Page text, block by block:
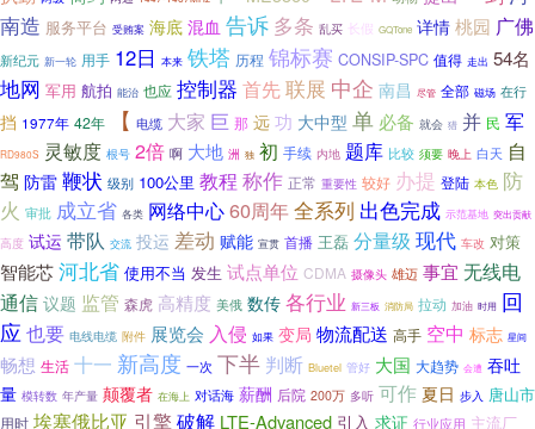
南造 服务平台 受贿案 海底 混血 告诉 多条 乱买 长假 GQTone 详情 桃园 广佛
新纪元 新一轮 用手 12日 本来 铁塔 历程 锦标赛 CONSIP-SPC 值得 走出 54名
地网 军用 航拍 能治 也应 控制器 首先联展 中企 南昌 尽管 全部 磁场 在行
挡 1977年 42年 【 电缆 大家 巨 那 远 功 大中型 单 必备 就会 猎 并 民 军
RD980S 灵敏度 根号 2倍 啊 大地 洲 独 初 手续 内地 题库 比较 须要 晚上 白天 自
驾 防雷鞭状 级别 100公里 教程 称作 正常 重要性 较好 办提 登陆 本色 防
火 审批 成立省 各类 网络中心60周年全系列 出色完成 示范基地 突出贡献
高度 试运 带队 交流 投运 差动 赋能 宣贯 首播 王磊 分量级 现代 车改 对策
智能芯河北省 使用不当 发生 试点单位 CDMA 摄像头 雄迈 事宜 无线电
通信 议题 监管 森虎 高精度 美俄 数传 各行业 新三板 消防局 拉动 加油 时用 回
应也要 电线电缆 附件 展览会 入侵 如果 变局 物流配送 高手 空中 标志 星间
畅想 生活 十一 新高度 一次 下半 判断 Bluetel 管好 大国 大趋势 会遭 吞吐
量 模转数 年产量 颠覆者 在海上 对话海 薪酬 后院 200万 多听 可作 夏日 步入 唐山市
用时 埃塞俄比亚 引擎破解 LTE-Advanced 引入 求证 行业应用 主流厂